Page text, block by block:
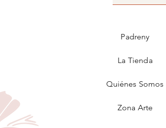
Padreny
La Tienda
Quiénes Somos
Zona Arte